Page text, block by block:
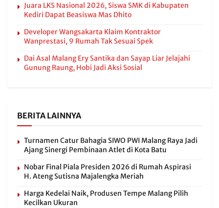
Juara LKS Nasional 2026, Siswa SMK di Kabupaten
Kediri Dapat Beasiswa Mas Dhito
Developer Wangsakarta Klaim Kontraktor
Wanprestasi, 9 Rumah Tak Sesuai Spek
Dai Asal Malang Ery Santika dan Sayap Liar Jelajahi
Gunung Raung, Hobi Jadi Aksi Sosial
BERITA LAINNYA
Turnamen Catur Bahagia SIWO PWI Malang Raya Jadi
Ajang Sinergi Pembinaan Atlet di Kota Batu
Nobar Final Piala Presiden 2026 di Rumah Aspirasi
H. Ateng Sutisna Majalengka Meriah
Harga Kedelai Naik, Produsen Tempe Malang Pilih
Kecilkan Ukuran